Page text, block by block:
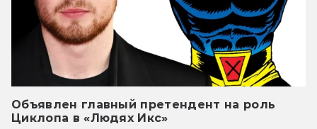
Объявлен главный претендент на роль
Циклопа в «Людях Икс»